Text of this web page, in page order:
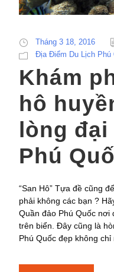
Tháng 3 18, 2016
Địa Điểm Du Lịch Phú
Khám
hô
lòng
Phú
“San Hô” Tựa đề cũng
phải không các bạn ?
Quần đảo Phú Quốc
trên biển. Đây cũng là
Phú Quốc đẹp không chỉ